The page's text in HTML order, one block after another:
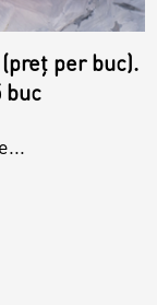
per buc).
buc